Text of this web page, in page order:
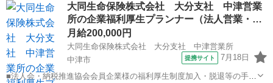
大同生命保険株式会社 大分支社 中津営業
所の企業福利厚生プランナー（法人営業・…
月給200,000円
大同生命保険株式会社 大分支社 中津営業所
中津市
提携サイト 7月18日
■法人会・納税推進協会会員企業様の福利厚生制度加入・脱退等の手続